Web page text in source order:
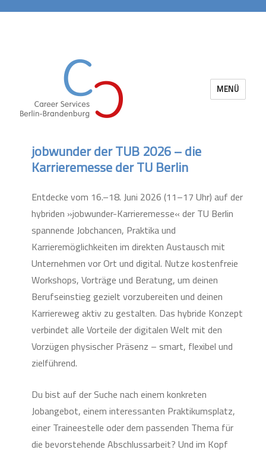
MENÜ
jobwunder der TUB 2026 – die
Karrieremesse der TU Berlin
Entdecke vom 16.–18. Juni 2026 (11–17 Uhr) auf der
hybriden »jobwunder-Karrieremesse« der TU Berlin
spannende Jobchancen, Praktika und
Karrieremöglichkeiten im direkten Austausch mit
Unternehmen vor Ort und digital. Nutze kostenfreie
Workshops, Vorträge und Beratung, um deinen
Berufseinstieg gezielt vorzubereiten und deinen
Karriereweg aktiv zu gestalten. Das hybride Konzept
verbindet alle Vorteile der digitalen Welt mit den
Vorzügen physischer Präsenz – smart, flexibel und
zielführend.
Du bist auf der Suche nach einem konkreten
Jobangebot, einem interessanten Praktikumsplatz,
einer Traineestelle oder dem passenden Thema für
die bevorstehende Abschlussarbeit? Und im Kopf